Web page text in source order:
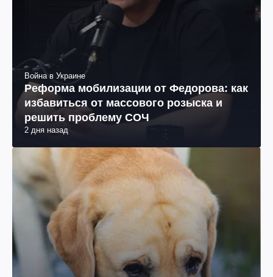
Война в Украине
Реформа мобилизации от Федорова: как
избавиться от массового розыска и
решить проблему СОЧ
2 дня назад